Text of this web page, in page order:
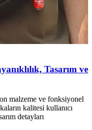
Tasarım ve
malzeme ve fonksiyonel
kalitesi kullanıcı
detayları